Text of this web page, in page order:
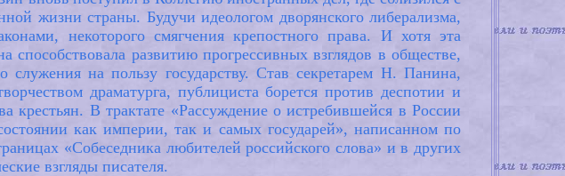
жизни страны. Будучи идеологом дворянского либерализма,
некоторого смягчения крепостного права. И хотя эта
способствовала развитию прогрессивных взглядов в обществе,
служения на пользу государству. Став секретарем Н. Панина,
драматурга, публициста борется против деспотии и
крестьян. В трактате «Рассуждение о истребившейся в России
как империи, так и самых государей», написанном по
«Собеседника любителей российского слова» и в других
взгляды писателя.